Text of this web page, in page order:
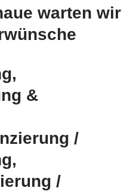
warten wir
&
/
/